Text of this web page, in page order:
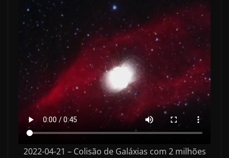
2022-04-21 – Colisão de Galáxias com 2 milhões